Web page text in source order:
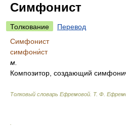
Симфонист
Толкование
Перевод
Симфонист
симфони́ст
м.
Композитор, создающий
Толковый словарь Ефремовой Т. Ф.